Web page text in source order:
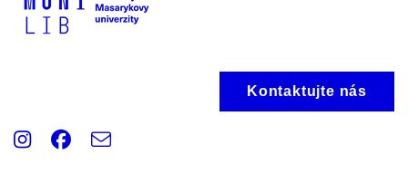
Kontaktujte nás
Instagram
Facebook
e-